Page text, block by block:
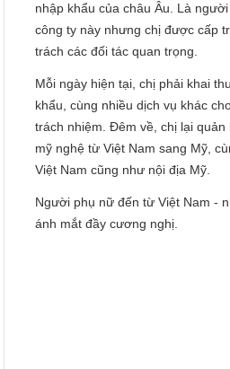
nhập khẩu của châu Âu. Là
công ty này nhưng chị được cấp
trách các đối tác quan trọng.
Mỗi ngày hiện tại, chị phải khai
khẩu, cùng nhiều dịch vụ khác
trách nhiệm. Đêm về, chị lại quản
mỹ nghệ từ Việt Nam sang Mỹ,
Việt Nam cũng như nội địa Mỹ.
Người phụ nữ đến từ Việt Nam -
ánh mắt đầy cương nghị.